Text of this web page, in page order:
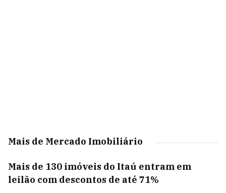
Mais de Mercado Imobiliário
Mais de 130 imóveis do Itaú entram em
leilão com descontos de até 71%